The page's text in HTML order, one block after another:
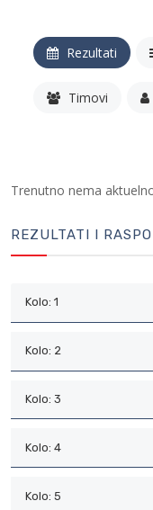
Rezultati
Timovi
Trenutno nema
REZULTATI I
Kolo: 1
Kolo: 2
Kolo: 3
Kolo: 4
Kolo: 5